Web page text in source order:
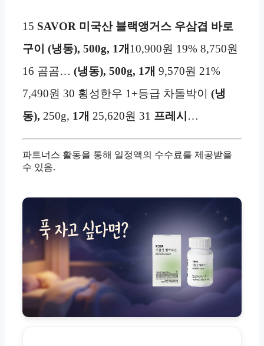
15 SAVOR 미국산 블랙앵거스 우삼겹 바로
구이 (냉동), 500g, 1개 10,900원 19% 8,750원
16 곰곰… (냉동), 500g, 1개 9,570원 21%
7,490원 30 횡성한우 1+등급 차돌박이 (냉
동), 250g, 1개 25,620원 31 프레시 …
파트너스 활동을 통해 일정액의 수수료를 제공받을
수 있음.